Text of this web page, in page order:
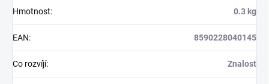
Hmotnost: 0.3 kg
EAN: 8590228040145
Co rozvíjí: Znalost